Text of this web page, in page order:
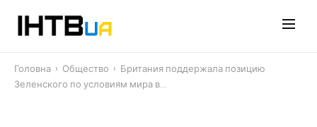
Головна › Общество › Британия поддержала позицию
Зеленского по условиям мира в…